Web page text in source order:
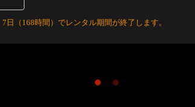
（168時間）でレンタル期間が終了します。